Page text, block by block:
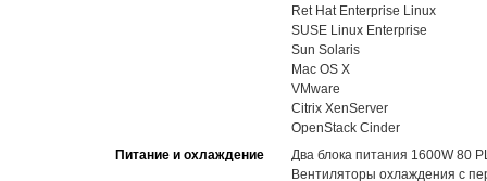
Ret Hat Enterprise Linux
SUSE Linux Enterprise
Sun Solaris
Mac OS X
VMware
Citrix XenServer
OpenStack Cinder
Питание и охлаждение
Два блока питания 1600W 80
Вентиляторы охлаждения с